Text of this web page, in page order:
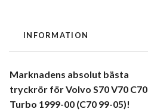
INFORMATION
Marknadens absolut bästa
tryckrör för Volvo S70 V70 C70
Turbo 1999-00 (C70 99-05)!